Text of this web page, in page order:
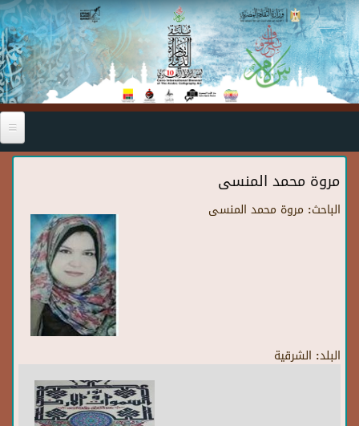
Skip to main content
مروة محمد المنسى
الباحث: مروة محمد المنسى
البلد: الشرقية